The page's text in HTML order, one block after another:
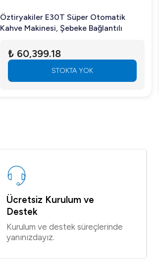
Öztiryakiler E30T Süper Otomatik
Kahve Makinesi, Şebeke Bağlantılı
₺ 60,399.18
STOKTA YOK
Ücretsiz Kurulum ve
Destek
Kurulum ve destek süreçlerinde
yanınızdayız.